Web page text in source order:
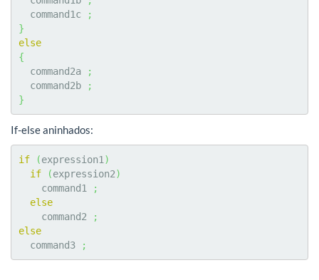
  command1c
;
}
else
{
  command2a
;
  command2b
;
}
If-else aninhados:
if (expression1 )
if
(expression2)
    command1
;
else
    command2
;
else
  command3
;